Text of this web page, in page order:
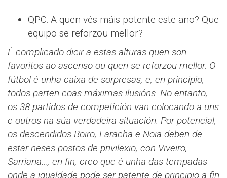
QPC: A quen vés máis potente este ano? Que
equipo se reforzou mellor?
É complicado dicir a estas alturas quen son
favoritos ao ascenso ou quen se reforzou mellor. O
fútbol é unha caixa de sorpresas, e, en principio,
todos parten coas máximas ilusións. No entanto,
os 38 partidos de competición van colocando a uns
e outros na súa verdadeira situación. Por potencial,
os descendidos Boiro, Laracha e Noia deben de
estar neses postos de privilexio, con Viveiro,
Sarriana…, en fin, creo que é unha das tempadas
onde a igualdade pode ser patente de principio a fin